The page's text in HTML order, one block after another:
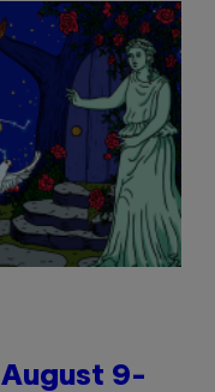
9-